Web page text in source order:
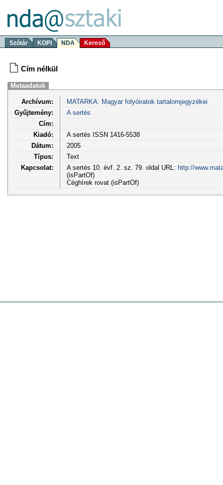
Szótár KOPI NDA Kereső
Cím nélkül
Metaadatok
Archívum:
MATARKA: Magyar folyóiratok tartalomjegyzékei
Gyűjtemény:
A sertés
Cím:
Kiadó:
A sertés ISSN 1416-5538
Dátum:
2005
Típus:
Text
Kapcsolat:
A sertés 10. évf. 2. sz. 79. oldal URL: http://
(isPartOf)
Céghírek rovat (isPartOf)